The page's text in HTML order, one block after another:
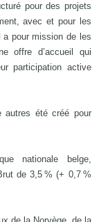
pour des projets
avec et pour les
a pour mission de les
offre d’accueil qui
participation active
autres été créé pour
nationale belge,
de 3,5 % (+ 0,7 %